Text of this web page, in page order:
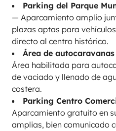
Parking del Parque
— Aparcamiento amplio
plazas aptas para
directo al centro histórico.
Área de autocaravanas
Área habilitada para
de vaciado y llenado de
costera.
Parking Centro
Aparcamiento gratuito en
amplias, bien comunicado